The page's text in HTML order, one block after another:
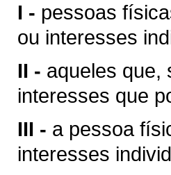
I - pessoas
ou interesses
II - aqueles que,
interesses que
III - a pessoa
interesses